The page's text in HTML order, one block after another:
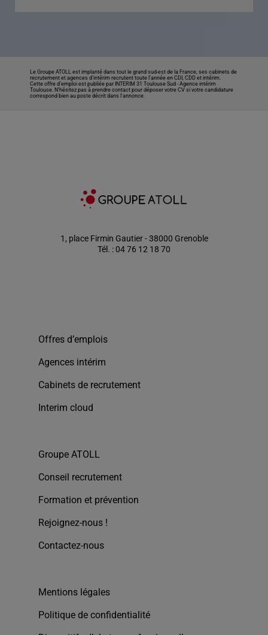
Le Groupe ATOLL est implanté dans tout le grand sud-est de la France, ses cabinets de
recrutement et agences d’intérim recrutent toute l’année en CDI, CDD et intérim.
Cette offre d’emploi est publiée par INTERIM 31 Toulouse Sud -Agence intérim
Toulouse. N’hésitez pas à prendre contact pour déposer votre CV si votre candidature
correspond bien au poste décrit dans l'annonce.
1, place Firmin Gautier - 38000 Grenoble
Tél. : 04 76 12 18 70
Offres d’emplois
Agences intérim
Cabinets de recrutement
Interim cloud
Groupe ATOLL
Conseil recrutement
Formation et prévention
Rejoignez-nous !
Contactez-nous
Mentions légales
Politique de confidentialité